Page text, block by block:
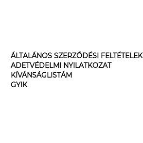
ÁLTALÁNOS SZERZŐDÉSI FELTÉTELEK
ADETVÉDELMI NYILATKOZAT
KÍVÁNSÁGLISTÁM
GYIK